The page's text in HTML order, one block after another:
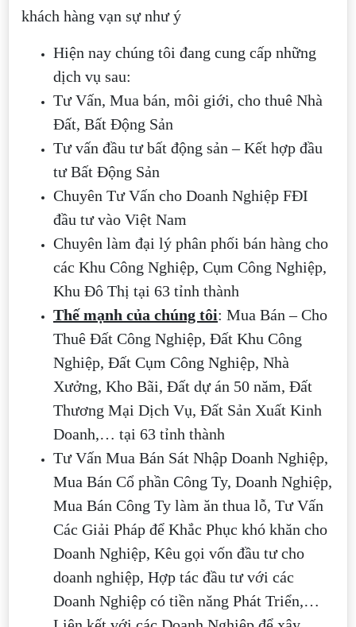
khách hàng vạn sự như ý
Hiện nay chúng tôi đang cung cấp những
dịch vụ sau:
Tư Vấn, Mua bán, môi giới, cho thuê Nhà
Đất, Bất Động Sản
Tư vấn đầu tư bất động sản – Kết hợp đầu
tư Bất Động Sản
Chuyên Tư Vấn cho Doanh Nghiệp FĐI
đầu tư vào Việt Nam
Chuyên làm đại lý phân phối bán hàng cho
các Khu Công Nghiệp, Cụm Công Nghiệp,
Khu Đô Thị tại 63 tỉnh thành
Thế mạnh của chúng tôi: Mua Bán – Cho
Thuê Đất Công Nghiệp, Đất Khu Công
Nghiệp, Đất Cụm Công Nghiệp, Nhà
Xưởng, Kho Bãi, Đất dự án 50 năm, Đất
Thương Mại Dịch Vụ, Đất Sản Xuất Kinh
Doanh,… tại 63 tỉnh thành
Tư Vấn Mua Bán Sát Nhập Doanh Nghiệp,
Mua Bán Cổ phần Công Ty, Doanh Nghiệp,
Mua Bán Công Ty làm ăn thua lỗ, Tư Vấn
Các Giải Pháp để Khắc Phục khó khăn cho
Doanh Nghiệp, Kêu gọi vốn đầu tư cho
doanh nghiệp, Hợp tác đầu tư với các
Doanh Nghiệp có tiền năng Phát Triển,…